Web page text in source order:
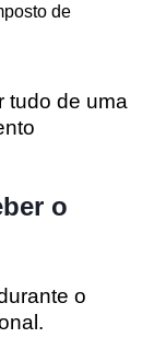
de
tudo de uma
o
o